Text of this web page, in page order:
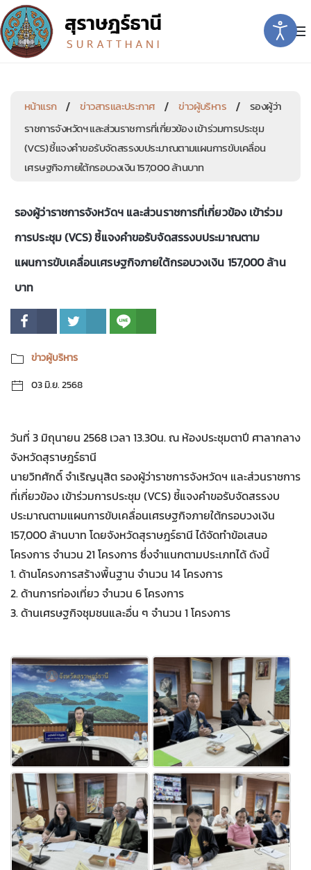
หน้าแรก ข่าวสารและประกาศ ข่าวผู้บริหาร
รองผู้ว่า
ราชการจังหวัดฯ และส่วนราชการที่เกี่ยวข้อง เข้าร่วมการประชุม
(VCS) ชี้แจงคำขอรับจัดสรรงบประมาณตามแผนการขับเคลื่อน
เศรษฐกิจภายใต้กรอบวงเงิน 157,000 ล้านบาท
รองผู้ว่าราชการจังหวัดฯ และส่วนราชการที่เกี่ยวข้อง เข้าร่วม
การประชุม (VCS) ชี้แจงคำขอรับจัดสรรงบประมาณตาม
แผนการขับเคลื่อนเศรษฐกิจภายใต้กรอบวงเงิน 157,000 ล้าน
บาท
ข่าวผู้บริหาร
03 มิ.ย. 2568
วันที่ 3 มิถุนายน 2568 เวลา 13.30น. ณ ห้องประชุมตาปี ศาลากลาง
จังหวัดสุราษฎร์ธานี
นายวิทศักดิ์ จำเริญนุสิต รองผู้ว่าราชการจังหวัดฯ และส่วนราชการ
ที่เกี่ยวข้อง เข้าร่วมการประชุม (VCS) ชี้แจงคำขอรับจัดสรรงบ
ประมาณตามแผนการขับเคลื่อนเศรษฐกิจภายใต้กรอบวงเงิน
157,000 ล้านบาท โดยจังหวัดสุราษฎร์ธานี ได้จัดทำข้อเสนอ
โครงการ จำนวน 21 โครงการ ซึ่งจำแนกตามประเภทได้ ดังนี้
1. ด้านโครงการสร้างพื้นฐาน จำนวน 14 โครงการ
2. ด้านการท่องเที่ยว จำนวน 6 โครงการ
3. ด้านเศรษฐกิจชุมชนและอื่น ๆ จำนวน 1 โครงการ